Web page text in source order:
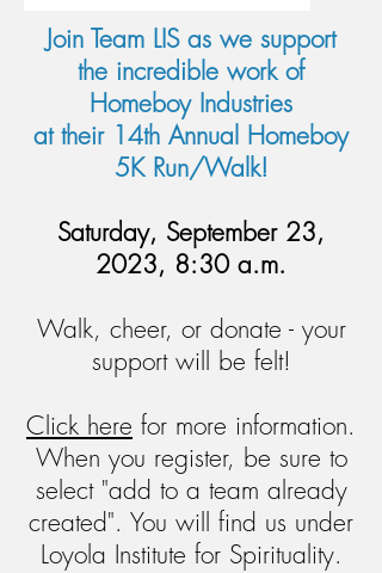
Join Team LIS as we support
the incredible work of
Homeboy Industries
at their 14th Annual Homeboy
5K Run/Walk!
Saturday, September 23,
2023, 8:30 a.m.
Walk, cheer, or donate - your
support will be felt!
Click here for more information.
When you register, be sure to
select "add to a team already
created". You will find us under
Loyola Institute for Spirituality.